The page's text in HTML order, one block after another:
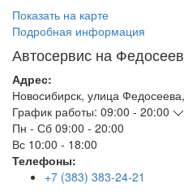
Показать на карте
Подробная информация
Автосервис на
Адрес:
Новосибирск, улица
График работы: 09:00 - 20:00
Пн - Сб 09:00 - 20:00
Вс 10:00 - 18:00
Телефоны:
+7 (383) 383-24-21